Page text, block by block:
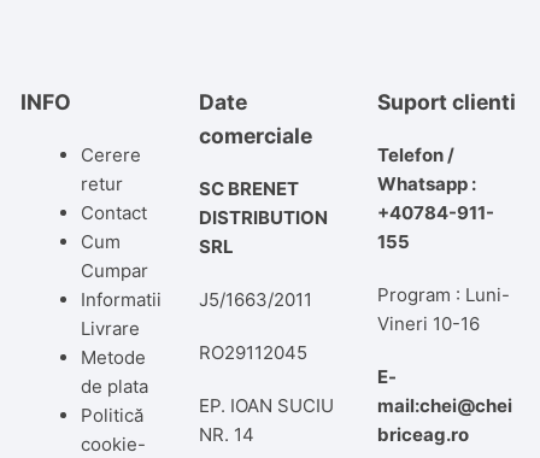
INFO
Cerere
retur
Contact
Cum
Cumpar
Informatii
Livrare
Metode
de plata
Politică
cookie-
Date
comerciale
SC BRENET
DISTRIBUTION
SRL
J5/1663/2011
RO29112045
EP. IOAN SUCIU
NR. 14
Suport clienti
Telefon /
Whatsapp :
+40784-911-
155
Program : Luni-
Vineri 10-16
E-
mail:chei@chei
briceag.ro